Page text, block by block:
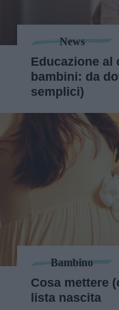
News
Educazione al
bambini: da
semplici)
Bambino
Cosa mettere
lista nascita